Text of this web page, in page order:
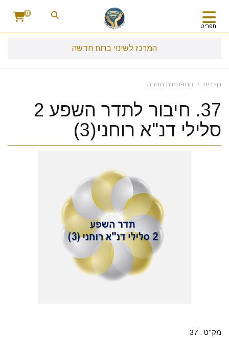
תפריט
0
המרכז לשינוי ברוח חדשה
דף בית התפתחות רוחנית
37. חיבור לתדר השפע 2
סלילי דנ"א רוחני(3)
מק"ט : 37